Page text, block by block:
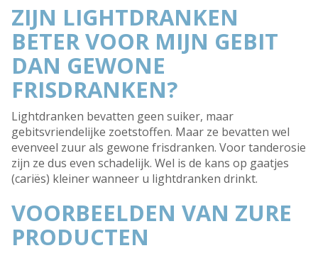
ZIJN LIGHTDRANKEN
BETER VOOR MIJN GEBIT
DAN GEWONE
FRISDRANKEN?
Lightdranken bevatten geen suiker, maar
gebitsvriendelijke zoetstoffen. Maar ze bevatten wel
evenveel zuur als gewone frisdranken. Voor tanderosie
zijn ze dus even schadelijk. Wel is de kans op gaatjes
(cariës) kleiner wanneer u lightdranken drinkt.
VOORBEELDEN VAN ZURE
PRODUCTEN